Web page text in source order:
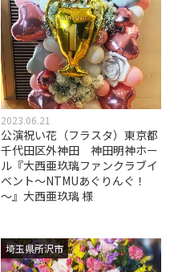
2023.06.21
公演祝い花（フラスタ）東京都
千代田区外神田 神田明神ホー
ル『大西亜玖璃ファンクラブイ
ベント～NTMUあぐりんぐ！
～』大西亜玖璃 様
埼玉県所沢市